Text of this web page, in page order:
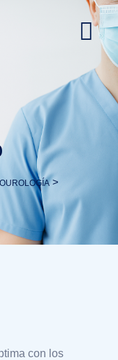
>
con los